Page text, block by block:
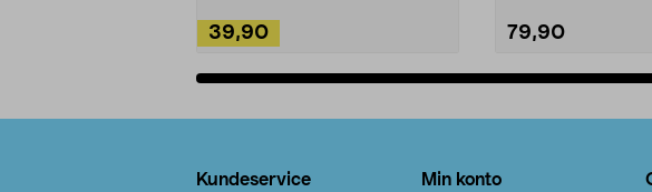
39,90 79,90
Kundeservice Min konto